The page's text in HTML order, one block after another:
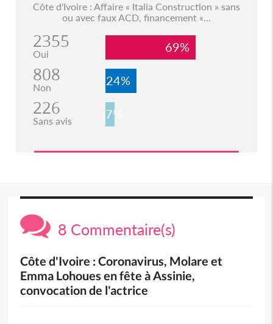
Côte d'Ivoire : Affaire « Italia Construction » sans
ou avec faux ACD, financement «...
2355
Oui 69%
808
Non 24%
226
Sans avis 7%
8 Commentaire(s)
Côte d'Ivoire : Coronavirus, Molare et
Emma Lohoues en fête à Assinie,
convocation de l'actrice